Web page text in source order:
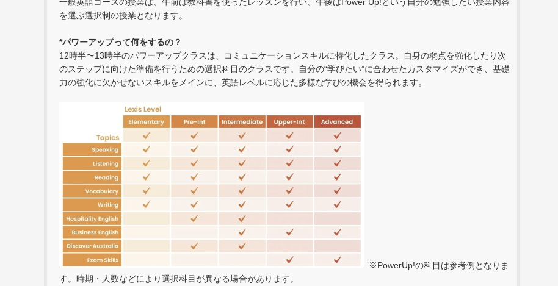
を選ぶ選択制の授業となります。
*パワーアップって何をするの？
12時半〜13時半のパワーアップクラスは、コミュニケーションスキルに特化したクラス。自身の弱点を強化したり次
のステップに向けた準備を行うための選択科目のクラスです。自分の“学びたい”に合わせたカスタマイズができ、基礎
力の強化に欠かせないスキルをメインに、英語レベルに応じた多様な学びの機会を得られます。
※PowerUp!の科目は参考例となりま
す。時期・人数などにより選択科目が異なる場合があります。